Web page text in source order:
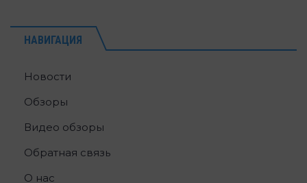
НАВИГАЦИЯ
Новости
Обзоры
Видео обзоры
Обратная связь
О нас